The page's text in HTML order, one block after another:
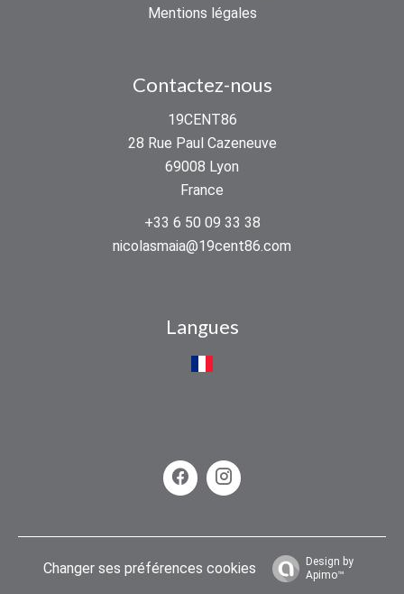
Mentions légales
Contactez-nous
19CENT86
28 Rue Paul Cazeneuve
69008 Lyon
France
+33 6 50 09 33 38
nicolasmaia@19cent86.com
Langues
Changer ses préférences cookies
Design by
Apimo™